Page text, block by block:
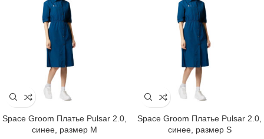
Space Groom Платье Pulsar 2.0,
синее, размер M
Space Groom Платье Pulsar 2.0,
синее, размер S